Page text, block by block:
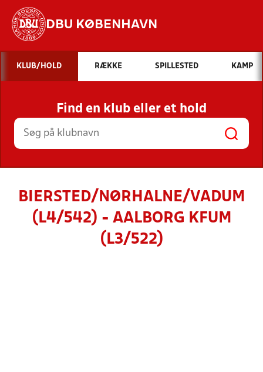
DBU KØBENHAVN
Hvad vil du søge efter?
INDHOLD OG NYHEDER
STILLINGER, RESULTATER, KLUBBER OG
HOLD
KLUB/HOLD RÆKKE SPILLESTED KAMP
Find en klub eller et hold
BIERSTED/NØRHALNE/VADUM
(L4/542) - AALBORG KFUM
(L3/522)